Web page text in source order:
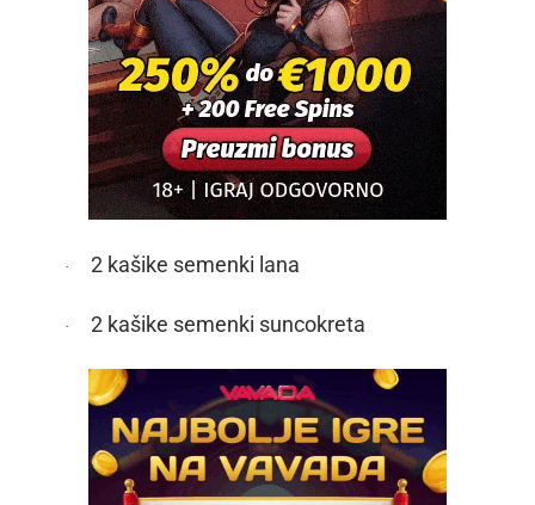
· 2 kašike semenki lana
· 2 kašike semenki suncokreta